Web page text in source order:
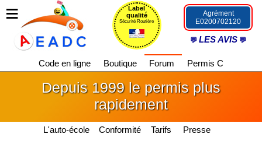
Label
qualité
Sécurité Routière
Agrément
E0200702120
LES AVIS
Code en ligne Boutique Forum Permis C
Depuis 1999 le permis plus
rapidement
L'auto-école Conformité Tarifs Presse